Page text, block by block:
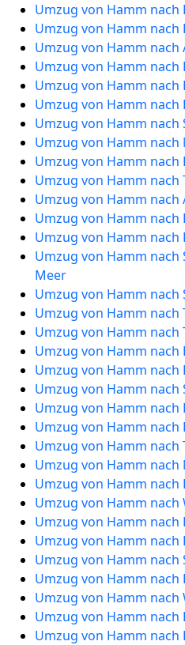
Umzug von Hamm nach
Umzug von Hamm nach
Umzug von Hamm nach
Umzug von Hamm nach
Umzug von Hamm nach
Umzug von Hamm nach
Umzug von Hamm nach
Umzug von Hamm nach
Umzug von Hamm nach
Umzug von Hamm nach
Umzug von Hamm nach
Umzug von Hamm nach
Umzug von Hamm nach
Umzug von Hamm nach
Meer
Umzug von Hamm nach
Umzug von Hamm nach
Umzug von Hamm nach
Umzug von Hamm
Umzug von Hamm nach
Umzug von Hamm nach
Umzug von Hamm nach
Umzug von Hamm
Umzug von Hamm nach
Umzug von Hamm
Umzug von Hamm nach
Umzug von Hamm nach
Umzug von Hamm
Umzug von Hamm nach
Umzug von Hamm nach
Umzug von Hamm nach
Umzug von Hamm nach
Umzug von Hamm
Umzug von Hamm nach